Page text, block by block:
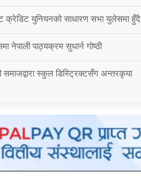
क्रेडिट युनियनको साधारण सभा युलेसमा हुँदै
नेपाली पाठ्यक्रम सुधार्न गोष्ठी
समाजद्वारा स्कुल डिस्ट्रिक्टसँग अन्तरकृया